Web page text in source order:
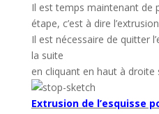
Il est temps maintenant de
étape, c’est à dire
Il est nécessaire de quitter
la suite
en cliquant en haut à droite
Extrusion de l’esquisse